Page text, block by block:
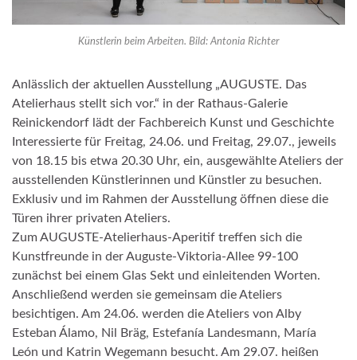
Künstlerin beim Arbeiten. Bild: Antonia Richter
Anlässlich der aktuellen Ausstellung „AUGUSTE. Das
Atelierhaus stellt sich vor.“ in der Rathaus-Galerie
Reinickendorf lädt der Fachbereich Kunst und Geschichte
Interessierte für Freitag, 24.06. und Freitag, 29.07., jeweils
von 18.15 bis etwa 20.30 Uhr, ein, ausgewählte Ateliers der
ausstellenden Künstlerinnen und Künstler zu besuchen.
Exklusiv und im Rahmen der Ausstellung öffnen diese die
Türen ihrer privaten Ateliers.
Zum AUGUSTE-Atelierhaus-Aperitif treffen sich die
Kunstfreunde in der Auguste-Viktoria-Allee 99-100
zunächst bei einem Glas Sekt und einleitenden Worten.
Anschließend werden sie gemeinsam die Ateliers
besichtigen. Am 24.06. werden die Ateliers von Alby
Esteban Álamo, Nil Bräg, Estefanía Landesmann, María
León und Katrin Wegemann besucht. Am 29.07. heißen